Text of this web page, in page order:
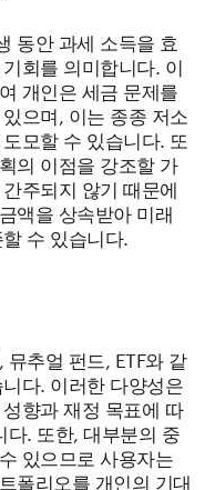
동안 과세 소득을 효
회를 의미합니다. 이
개인은 세금 문제를
으며, 이는 종종 저소
모할 수 있습니다. 또
의 이점을 강조할 가
주되지 않기 때문에
액을 상속받아 미래
수 있습니다.
추얼 펀드, ETF와 같
다. 이러한 다양성은
향과 재정 목표에 따
. 또한, 대부분의 중
있으므로 사용자는
폴리오를 개인의 기대